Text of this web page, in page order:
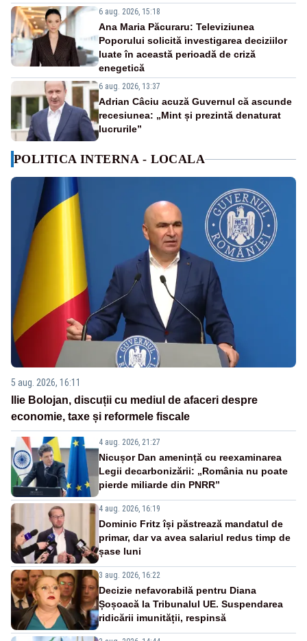
6 aug. 2026, 15:18
Ana Maria Păcuraru: Televiziunea
Poporului solicită investigarea deciziilor
luate în această perioadă de criză
enegetică
6 aug. 2026, 13:37
Adrian Câciu acuză Guvernul că ascunde
recesiunea: „Mint și prezintă denaturat
lucrurile”
POLITICA INTERNA - LOCALA
5 aug. 2026, 16:11
Ilie Bolojan, discuții cu mediul de afaceri despre
economie, taxe și reformele fiscale
4 aug. 2026, 21:27
Nicușor Dan amenință cu reexaminarea
Legii decarbonizării: „România nu poate
pierde miliarde din PNRR”
4 aug. 2026, 16:19
Dominic Fritz își păstrează mandatul de
primar, dar va avea salariul redus timp de
șase luni
3 aug. 2026, 16:22
Decizie nefavorabilă pentru Diana
Șoșoacă la Tribunalul UE. Suspendarea
ridicării imunității, respinsă